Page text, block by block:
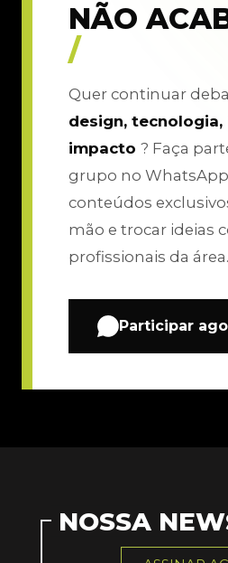
NÃO
/
Quer continuar
design, tecnologia,
impacto ? Faça
grupo no
conteúdos
mão e trocar ideias
profissionais da área.
Participar
NOSSA